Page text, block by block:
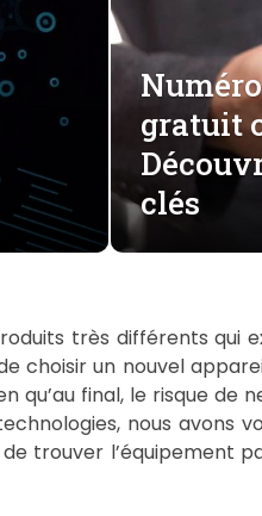
gratuit
clés
très différents qui
choisir un nouvel
qu’au final, le risque de
nous avons
trouver l’équipement